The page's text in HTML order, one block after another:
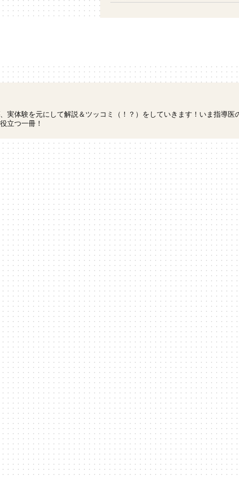
実体験を元にして解説＆ツッコミ（！？）をしていきます！いま指導医
立つ一冊！